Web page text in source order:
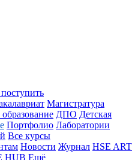
Магистратура
ДПО Детская
Портфолио Лаборатории
Все курсы
Новости Журнал HSE ART
HUB Ещё